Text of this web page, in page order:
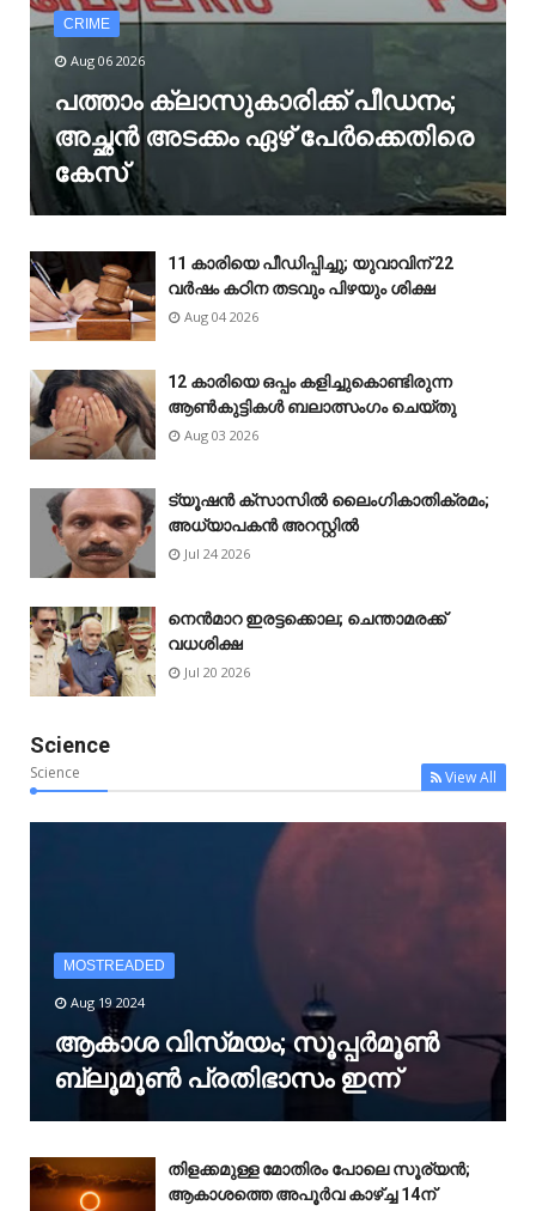
CRIME
Aug 06 2026
പത്താം ക്ലാസുകാരിക്ക് പീഡനം;
അച്ഛൻ അടക്കം ഏഴ് പേർക്കെതിരെ
കേസ്
11 കാരിയെ പീഡിപ്പിച്ചു; യുവാവിന് 22
വർഷം കഠിന തടവും പിഴയും ശിക്ഷ
Aug 04 2026
12 കാരിയെ ഒപ്പം കളിച്ചുകൊണ്ടിരുന്ന
ആൺകുട്ടികൾ ബലാത്സംഗം ചെയ്‌തു
Aug 03 2026
ട്യൂഷൻ ക്സാസിൽ ലൈംഗികാതിക്രമം;
അധ്യാപകൻ അറസ്റ്റിൽ
Jul 24 2026
നെൻമാറ ഇരട്ടക്കൊല; ചെന്താമരക്ക്
വധശിക്ഷ
Jul 20 2026
Science
Science View All
MOSTREADED
Aug 19 2024
ആകാശ വിസ്‌മയം; സൂപ്പർമൂൺ
ബ്ലൂമൂൺ പ്രതിഭാസം ഇന്ന്
തിളക്കമുള്ള മോതിരം പോലെ സൂര്യൻ;
ആകാശത്തെ അപൂർവ കാഴ്‌ച്ച 14ന്